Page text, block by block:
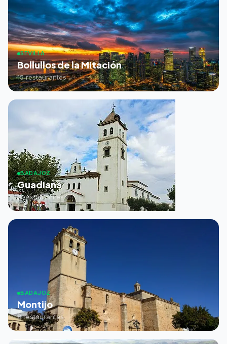
SEVILLA
Bollullos de la Mitación
15 restaurantes
BADAJOZ
Guadiana
2 restaurantes
BADAJOZ
Montijo
8 restaurantes